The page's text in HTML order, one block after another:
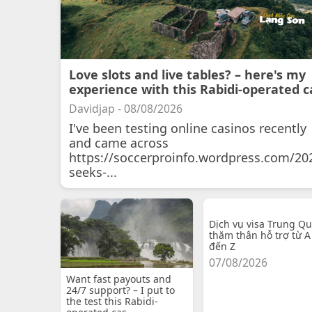
Love slots and live tables? – here's my
experience with this Rabidi-operated
Davidjap - 08/08/2026
I've been testing online casinos recently
and came across
https://soccerproinfo.wordpress.com/
seeks-...
Want fast payouts and
24/7 support? – I put to
the test this Rabidi-
Dịch vụ visa Trung
thăm thân hỗ trợ từ A
đến Z
07/08/2026